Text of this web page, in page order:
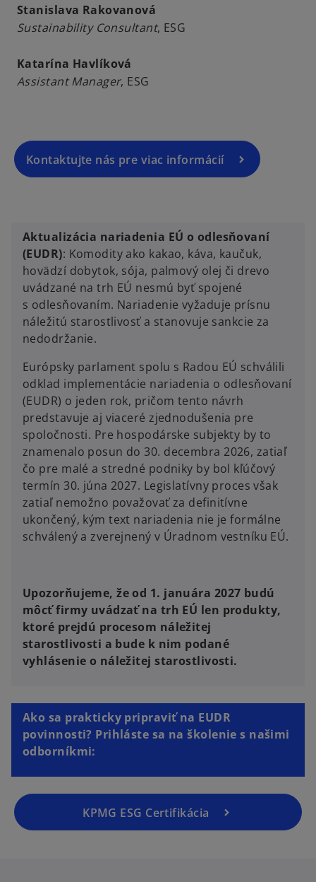
Stanislava Rakovanová
Sustainability Consultant, ESG
Katarína Havlíková
Assistant Manager, ESG
Kontaktujte nás pre viac informácií
Aktualizácia nariadenia EÚ o odlesňovaní
(EUDR): Komodity ako kakao, káva, kaučuk,
hovädzí dobytok, sója, palmový olej či drevo
uvádzané na trh EÚ nesmú byť spojené
s odlesňovaním. Nariadenie vyžaduje prísnu
náležitú starostlivosť a stanovuje sankcie za
nedodržanie.
Európsky parlament spolu s Radou EÚ schválili
odklad implementácie nariadenia o odlesňovaní
(EUDR) o jeden rok, pričom tento návrh
predstavuje aj viaceré zjednodušenia pre
spoločnosti. Pre hospodárske subjekty by to
znamenalo posun do 30. decembra 2026, zatiaľ
čo pre malé a stredné podniky by bol kľúčový
termín 30. júna 2027. Legislatívny proces však
zatiaľ nemožno považovať za definitívne
ukončený, kým text nariadenia nie je formálne
schválený a zverejnený v Úradnom vestníku EÚ.
Upozorňujeme, že od 1. januára 2027 budú
môcť firmy uvádzať na trh EÚ len produkty,
ktoré prejdú procesom náležitej
starostlivosti a bude k nim podané
vyhlásenie o náležitej starostlivosti.
Ako sa prakticky pripraviť na EUDR
povinnosti? Prihláste sa na školenie s našimi
odborníkmi:
KPMG ESG Certifikácia
n
i
n
n